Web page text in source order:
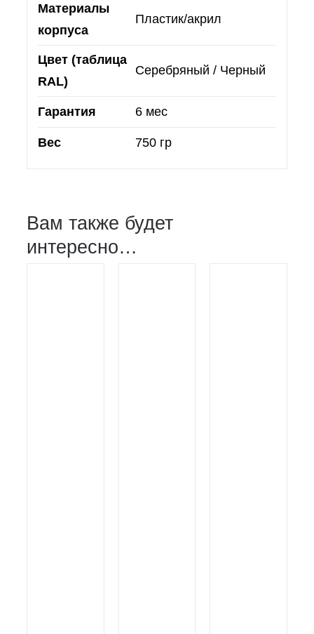
Материалы
корпуса
Пластик/акрил
Цвет (таблица
RAL)
Серебряный / Черный
Гарантия 6 мес
Вес 750 гр
Вам также будет
интересно…